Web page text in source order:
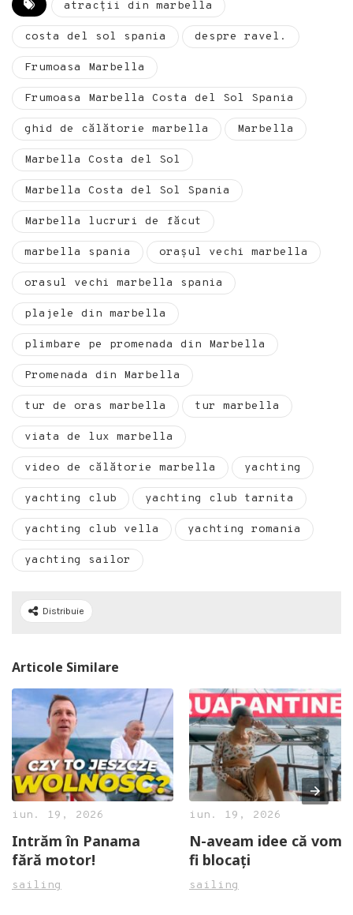
atracții din marbella
costa del sol spania despre ravel.
Frumoasa Marbella
Frumoasa Marbella Costa del Sol Spania
ghid de călătorie marbella Marbella
Marbella Costa del Sol
Marbella Costa del Sol Spania
Marbella lucruri de făcut
marbella spania orașul vechi marbella
orasul vechi marbella spania
plajele din marbella
plimbare pe promenada din Marbella
Promenada din Marbella
tur de oras marbella tur marbella
viata de lux marbella
video de călătorie marbella yachting
yachting club yachting club tarnita
yachting club vella yachting romania
yachting sailor
Distribuie
Articole Similare
iun. 19, 2026
Intrăm în Panama
fără motor!
sailing
iun. 19, 2026
N-aveam idee că vom
fi blocați
sailing